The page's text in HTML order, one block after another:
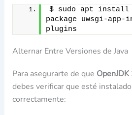
$ sudo apt
package uwsgi-
plugins
Alternar Entre Versiones de Java
Para asegurarte de que OpenJDK
debes verificar que esté
correctamente: